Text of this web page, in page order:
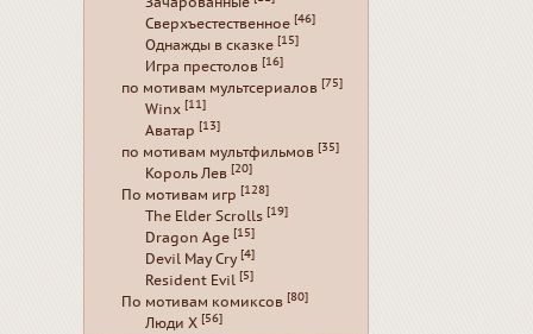
Сверхъестественное [46]
Однажды в сказке [15]
Игра престолов [16]
по мотивам мультсериалов [75]
Winx [11]
Аватар [13]
по мотивам мультфильмов [35]
Король Лев [20]
По мотивам игр [128]
The Elder Scrolls [19]
Dragon Age [15]
Devil May Cry [4]
Resident Evil [5]
По мотивам комиксов [80]
Люди Х [56]